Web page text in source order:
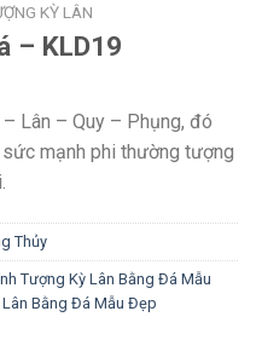
KỲ LÂN
– KLD19
Lân – Quy – Phụng, đó
mạnh phi thường tượng
Thủy
Tượng Kỳ Lân Bằng Đá Mẫu
Bằng Đá Mẫu Đẹp